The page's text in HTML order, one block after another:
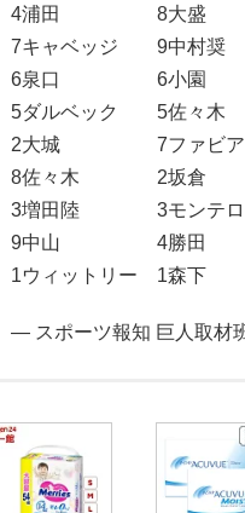
4浦田 8大盛
7キャベッジ 9中村奨
6泉口 6小園
5ダルベック 5佐々木
2大城 7ファビア
8佐々木 2坂倉
3増田陸 3モンテロ
9中山 4勝田
1ウィットリー 1森下
— スポーツ報知 巨人取材